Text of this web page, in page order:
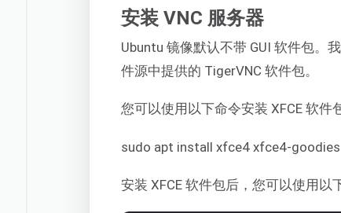
安装 VNC 服务器
Ubuntu 镜像默认不带 GUI 软件包。
件源中提供的 TigerVNC 软件包。
您可以使用以下命令安装 XFCE 软件
sudo apt install xfce4 xfce4-goodies
安装 XFCE 软件包后，您可以使用以